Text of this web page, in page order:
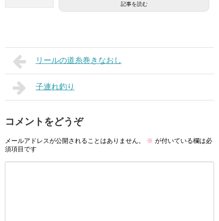
記事を読む
リールの道糸巻きなおし
子連れ釣り
コメントをどうぞ
メールアドレスが公開されることはありません。 ※ が付いている欄は必
須項目です